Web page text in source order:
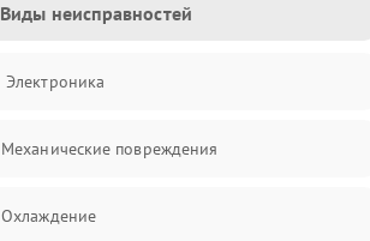
Виды неисправностей
Электроника
Механические повреждения
Охлаждение